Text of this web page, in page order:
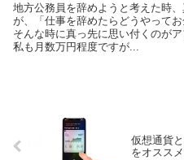
地方公務員を辞めようと考えた時
が、「仕事を辞めたらどうやって
そんな時に真っ先に思い付くのが
私も月数万円程度ですが...
仮想通貨
をオスス